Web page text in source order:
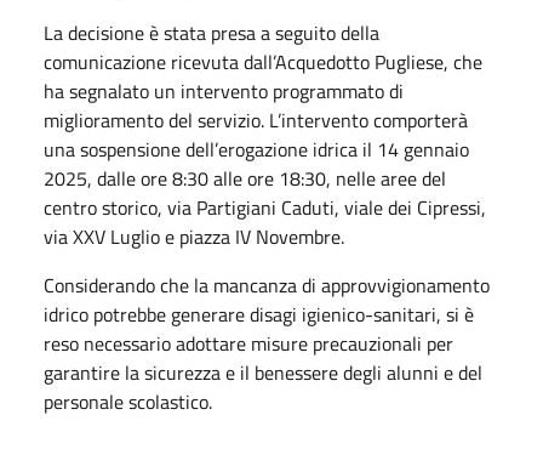
La decisione è stata presa a seguito della
comunicazione ricevuta dall’Acquedotto Pugliese, che
ha segnalato un intervento programmato di
miglioramento del servizio. L’intervento comporterà
una sospensione dell’erogazione idrica il 14 gennaio
2025, dalle ore 8:30 alle ore 18:30, nelle aree del
centro storico, via Partigiani Caduti, viale dei Cipressi,
via XXV Luglio e piazza IV Novembre.
Considerando che la mancanza di approvvigionamento
idrico potrebbe generare disagi igienico-sanitari, si è
reso necessario adottare misure precauzionali per
garantire la sicurezza e il benessere degli alunni e del
personale scolastico.